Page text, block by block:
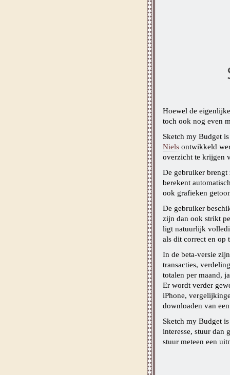
Hoewel de
toch ook nog even
Sketch my Budget
Niels ontwikkeld
overzicht te krijgen
De gebruiker
berekent
ook grafieken
De gebruiker
zijn dan ook strikt
ligt natuurlijk
als dit correct en op
In de beta-versie
transacties,
totalen per maand,
Er wordt verder
iPhone,
downloaden van
Sketch my Budget
interesse, stuur dan
stuur meteen een